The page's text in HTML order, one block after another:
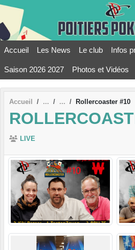
Accueil Les News Le club Infos
Saison 2026 2027 Photos et Vidéos
Accueil Rollercoaster #10
LIVE
Panneau de gestion des cookies